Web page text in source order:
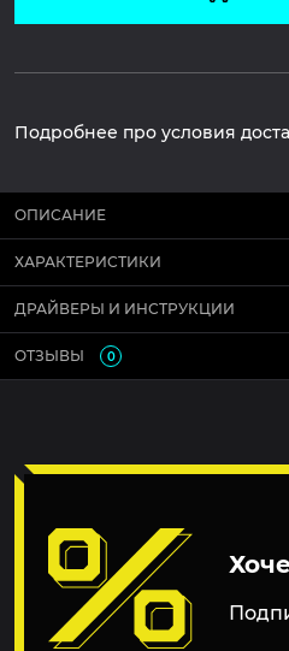
Подробнее про условия
ОПИСАНИЕ
ХАРАКТЕРИСТИКИ
ДРАЙВЕРЫ И ИНСТРУКЦИИ
ОТЗЫВЫ 0